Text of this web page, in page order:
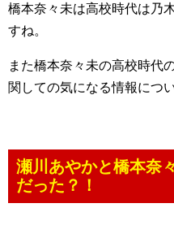
橋本奈々未は高校時代は乃
すね。
また橋本奈々未の高校時代
関しての気になる情報につ
瀬川あやかと橋本奈
だった？！